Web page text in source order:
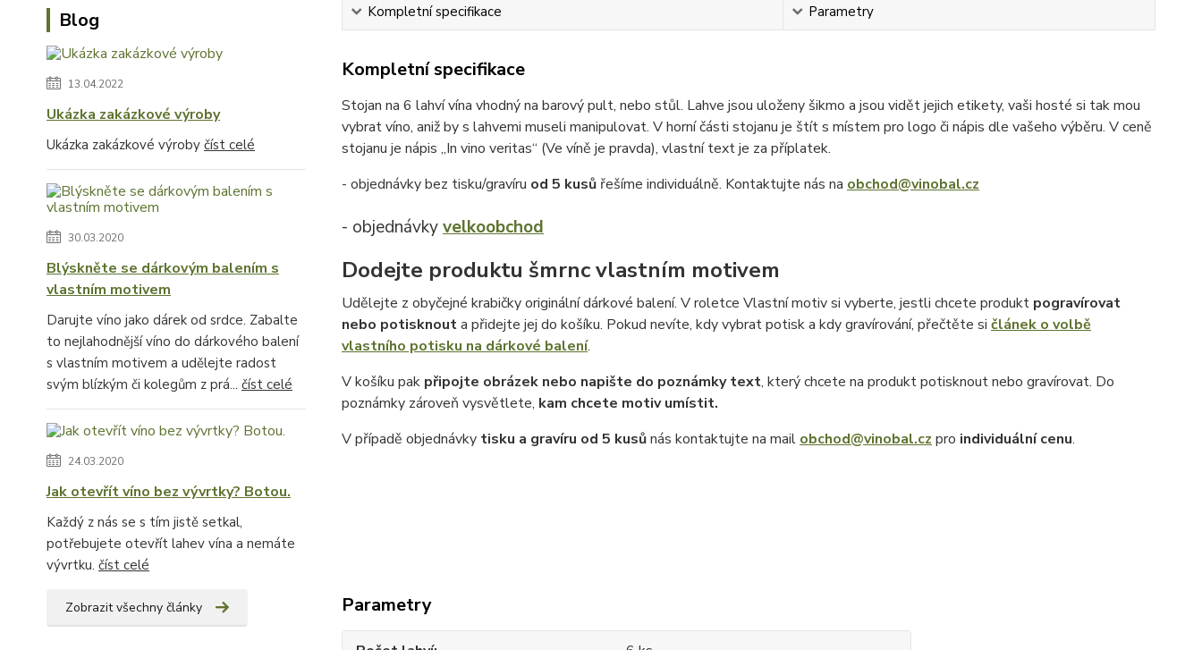
Blog
13.04.2022
Ukázka zakázkové výroby
Ukázka zakázkové výroby číst celé
30.03.2020
Blýskněte se dárkovým balením s
vlastním motivem
Darujte víno jako dárek od srdce. Zabalte
to nejlahodnější víno do dárkového balení
s vlastním motivem a udělejte radost
svým blízkým či kolegům z prá... číst celé
24.03.2020
Jak otevřít víno bez vývrtky? Botou.
Každý z nás se s tím jistě setkal,
potřebujete otevřít lahev vína a nemáte
vývrtku. číst celé
Zobrazit všechny články
Kompletní specifikace Parametry
Kompletní specifikace
Stojan na 6 lahví vína vhodný na barový pult, nebo stůl. Lahve jsou uloženy šikmo a jsou vidět jejich etikety, vaši hosté si tak mou
vybrat víno, aniž by s lahvemi museli manipulovat. V horní části stojanu je štít s místem pro logo či nápis dle vašeho výběru. V ceně
stojanu je nápis „In vino veritas“ (Ve víně je pravda), vlastní text je za příplatek.
- objednávky bez tisku/gravíru od 5 kusůřešíme individuálně. Kontaktujte nás na obchod@vinobal.cz
- objednávkyvelkoobchod
Dodejte produktu šmrnc vlastním motivem
Udělejte z obyčejné krabičky originální dárkové balení. V roletce Vlastní motiv si vyberte, jestli chcete produkt pogravírovat
nebo potisknouta přidejte jej do košíku. Pokud nevíte, kdy vybrat potisk a kdy gravírování, přečtěte si článek o volbě
vlastního potisku na dárkové balení.
V košíku pak připojte obrázek nebo napište do poznámky text, který chcete na produkt potisknout nebo gravírovat. Do
poznámky zároveň vysvětlete, kam chcete motiv umístit.
V případě objednávky tisku a gravíru od 5 kusůnás kontaktujte na mail obchod@vinobal.cz pro individuální cenu.
Parametry